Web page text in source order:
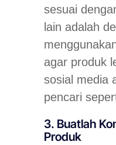
sesuai
lain adalah
agar produk
sosial media
pencari
3. Buatlah
Produk